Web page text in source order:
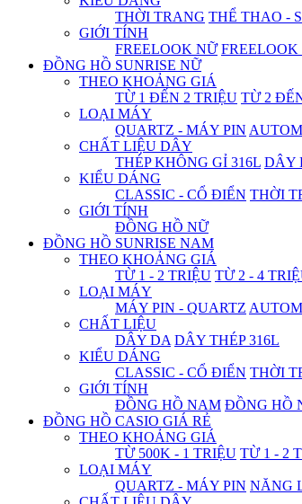
THỜI TRANG THỂ THAO -
GIỚI TÍNH
FREELOOK NỮ
ĐỒNG HỒ SUNRISE NỮ
THEO KHOẢNG GIÁ
TỪ 1 ĐẾN 2 TRIỆU TỪ 2
LOẠI MÁY
QUARTZ - MÁY PIN
CHẤT LIỆU DÂY
THÉP KHÔNG GỈ 316L DÂY
KIỂU DÁNG
CLASSIC - CỔ ĐIỂN THỜI
GIỚI TÍNH
ĐỒNG HỒ NỮ
ĐỒNG HỒ SUNRISE NAM
THEO KHOẢNG GIÁ
TỪ 1 - 2 TRIỆU TỪ 2 - 4
LOẠI MÁY
MÁY PIN - QUARTZ
CHẤT LIỆU
DÂY DA DÂY THÉP 316L
KIỂU DÁNG
CLASSIC - CỔ ĐIỂN THỜI
GIỚI TÍNH
ĐỒNG HỒ NAM ĐỒNG HỒ
ĐỒNG HỒ CASIO GIÁ RẺ
THEO KHOẢNG GIÁ
TỪ 500K - 1 TRIỆU TỪ 1 - 2
LOẠI MÁY
QUARTZ - MÁY PIN NĂNG